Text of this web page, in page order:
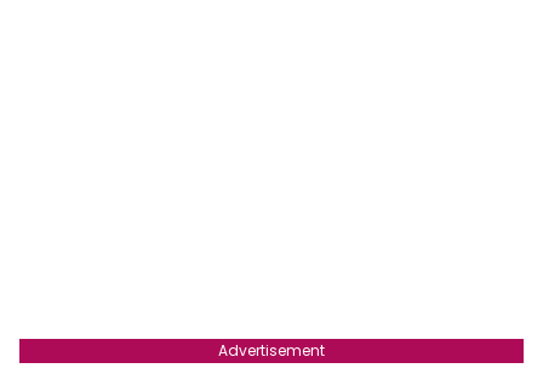
Advertisement